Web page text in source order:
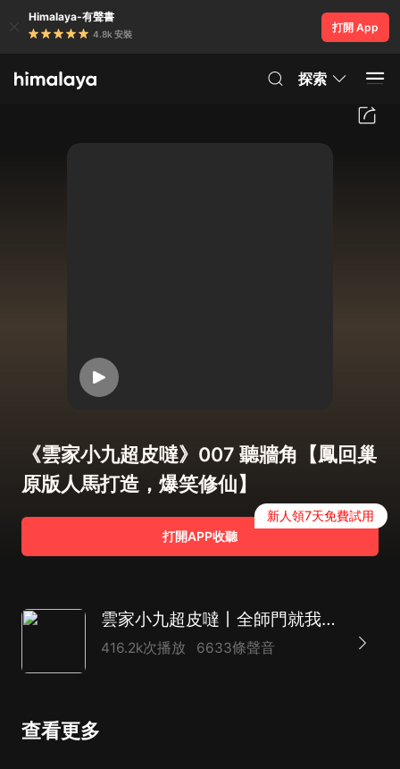
Himalaya-有聲書
4.8k 安裝
打開 App
探索
《雲家小九超皮噠》007 聽牆角【鳳回巢
原版人馬打造，爆笑修仙】
打開APP收聽
新人領7天免費試用
雲家小九超皮噠丨全師門就我一個天才丨爆笑修仙 秀你一臉丨妙兒姐謝必安
416.2k次播放 6633條聲音
查看更多